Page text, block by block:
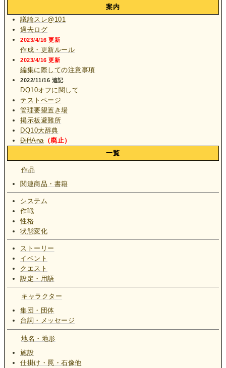
案内
議論スレ@101
過去ログ
2023/4/16 更新
作成・更新ルール
2023/4/16 更新
編集に際しての注意事項
2022/11/16 追記
DQ10オフに関して
テストページ
管理要望置き場
掲示板避難所
DQ10大辞典
DiffAna（廃止）
一覧
作品
関連商品・書籍
システム
作戦
性格
状態変化
ストーリー
イベント
クエスト
設定・用語
キャラクター
集団・団体
台詞・メッセージ
地名・地形
施設
仕掛け・罠・石像他